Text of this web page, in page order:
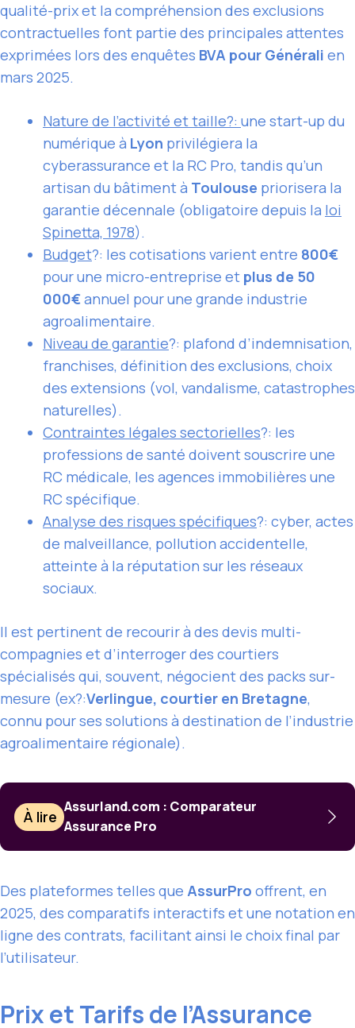
qualité-prix et la compréhension des exclusions
contractuelles font partie des principales attentes
exprimées lors des enquêtes BVA pour Générali en
mars 2025.
Nature de l’activité ettaille?: une start-up du
numérique à Lyon privilégiera la
cyberassurance et la RC Pro, tandis qu’un
artisan du bâtiment à Toulouse priorisera la
garantie décennale (obligatoire depuis la loi
Spinetta, 1978).
Budget?: les cotisations varient entre 800€
pour une micro-entreprise et plus de 50
000€annuel pour une grande industrie
agroalimentaire.
Niveau de garantie?: plafond d’indemnisation,
franchises, définition des exclusions, choix
des extensions (vol, vandalisme, catastrophes
naturelles).
Contraintes légales sectorielles?: les
professions de santé doivent souscrire une
RC médicale, les agences immobilières une
RC spécifique.
Analyse des risques spécifiques?: cyber, actes
de malveillance, pollution accidentelle,
atteinte à la réputation sur les réseaux
sociaux.
Il est pertinent de recourir à des devis multi-
compagnies et d’interroger des courtiers
spécialisés qui, souvent, négocient des packs sur-
mesure (ex?:Verlingue, courtier en Bretagne,
connu pour ses solutions à destination de l’industrie
agroalimentaire régionale).
À lire
Assurland.com : Comparateur
Assurance Pro
Des plateformes telles que AssurPro offrent, en
2025, des comparatifs interactifs et une notation en
ligne des contrats, facilitant ainsi le choix final par
l’utilisateur.
Prix et Tarifs de l’Assurance